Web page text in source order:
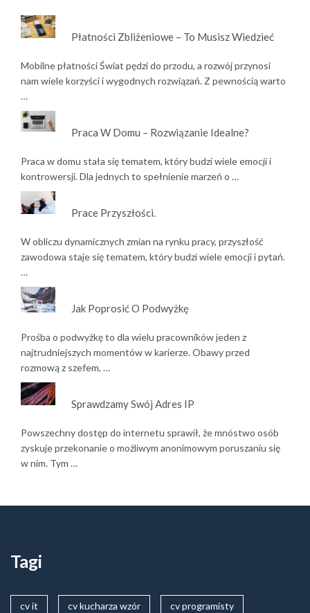
Płatności Zbliżeniowe – To Musisz Wiedzieć
Mobilne płatności Świat pędzi do przodu, a rozwój przynosi
nam wiele korzyści i wygodnych rozwiązań. Z pewnością warto
…
Praca W Domu – Rozwiązanie Idealne?
Praca w domu stała się tematem, który budzi wiele emocji i
kontrowersji. Dla jednych to spełnienie marzeń o …
Prace Przyszłości.
W obliczu dynamicznych zmian na rynku pracy, przyszłość
zawodowa staje się tematem, który budzi wiele emocji i pytań.
…
Jak Poprosić O Podwyżkę
Prośba o podwyżkę to dla wielu pracowników jeden z
najtrudniejszych momentów w karierze. Obawy przed
rozmową z szefem, …
Sprawdzamy Swój Adres IP
Powszechny dostęp do internetu sprawił, że mnóstwo osób
zyskuje przekonanie o możliwym anonimowym poruszaniu się
w nim. Tym …
Tagi
cv it cv kucharza wzór cv programisty